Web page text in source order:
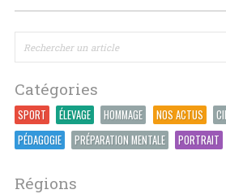
Catégories
SPORT ÉLEVAGE HOMMAGE NOS ACTUS
PÉDAGOGIE
PRÉPARATION MENTALE PORTRAIT
Régions